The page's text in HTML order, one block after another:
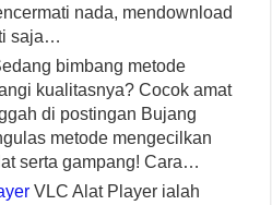
nada, mendownload
saja…
bimbang metode
kualitasnya? Cocok amat
di postingan Bujang
metode mengecilkan
serta gampang! Cara…
VLC Alat Player ialah